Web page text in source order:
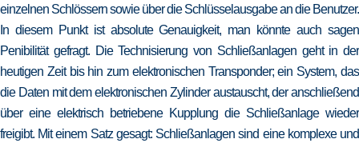
einzelnen Schlössern sowie über die Schlüsselausgabe an die Benutzer.
In diesem Punkt ist absolute Genauigkeit, man könnte auch sagen
Penibilität gefragt. Die Technisierung von Schließanlagen geht in der
heutigen Zeit bis hin zum elektronischen Transponder; ein System, das
die Daten mit dem elektronischen Zylinder austauscht, der anschließend
über eine elektrisch betriebene Kupplung die Schließanlage wieder
freigibt. Mit einem Satz gesagt: Schließanlagen sind eine komplexe und